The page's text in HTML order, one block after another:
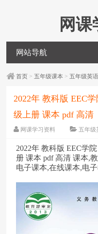
网
网站导航
首页 >五年级课本 >五年级英语
2022年 教科版 EEC
级上册 课本 pdf 高清
网课学习资料 五年级
2022年 教科版 EEC学
册 课本 pdf 高清 课本,
电子课本,在线课本,电